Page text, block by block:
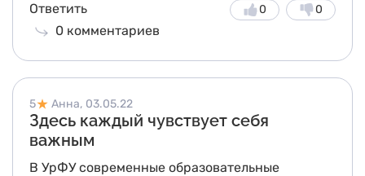
Ответить
0 комментариев
0
0
5 03.05.22
Анна,
Здесь каждый чувствует себя
важным
В УрФУ современные образовательные